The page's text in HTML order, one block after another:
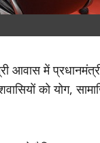
में
को योग,